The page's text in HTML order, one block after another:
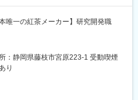
ーながら、他社との差別化を図るた
、高い機能性を持たせた食品素材の
展してまいりました。
許取得数、国内トップクラス
ト、粉末状・粒状大豆たん白の分野
ェアを獲得しています。また、植物
の解決を目指し、話題の大豆ミート
ります。
唯一の紅茶メーカー】研究開発職
どを展開する老舗飲料メーカーで
して、長年にわたり茶市場をリード
じめとする先端技術を活かし、既存
：静岡県藤枝市宮原223-1 受動喫煙
り